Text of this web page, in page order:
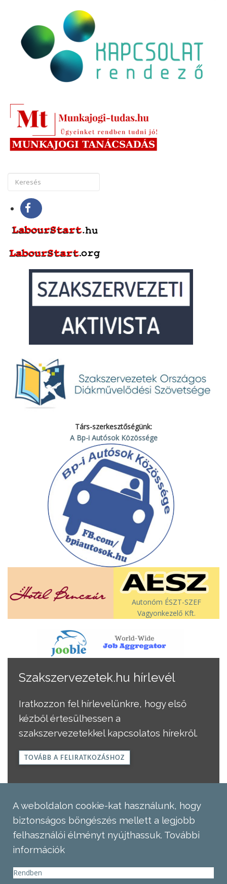
Társ-szerkesztőségünk:
A Bp-i Autósok Közössége
Autonóm ÉSZT-SZEF
Vagyonkezelő Kft.
Szakszervezetek.hu hírlevél
Iratkozzon fel hírlevelünkre, hogy első
kézből értesülhessen a
szakszervezetekkel kapcsolatos hírekről.
TOVÁBB A FELIRATKOZÁSHOZ
A weboldalon cookie-kat használunk, hogy
biztonságos böngészés mellett a legjobb
felhasználói élményt nyújthassuk. További
információk
Rendben